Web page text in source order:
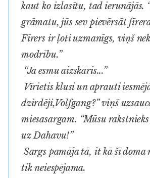
kaut ko izlasītu, tad ierunājās.
grāmatu, jūs sev pievērsāt
Fīrers ir ļoti uzmanīgs, viņš
modrību.”
“Ja esmu aizskāris...”
Vīrietis klusi un aprauti
dzirdēji,Volfgang?” viņš
miesasargam. “Mūsu
uz Dahavu!”
Sargs pamāja tā, it kā šī doma
tik neiespējama.